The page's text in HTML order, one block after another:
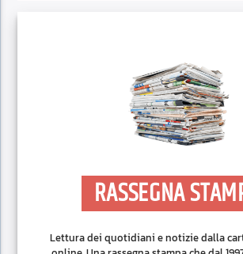
RASSEGNA
Lettura dei quotidiani e notizie dalla